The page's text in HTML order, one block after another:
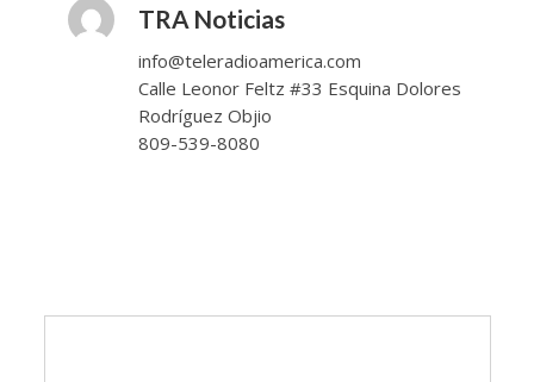
TRA Noticias
info@teleradioamerica.com
Calle Leonor Feltz #33 Esquina Dolores
Rodríguez Objio
809-539-8080